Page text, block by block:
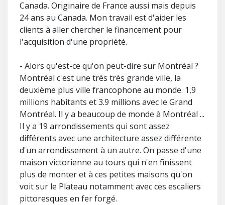
Canada. Originaire de France aussi mais depuis
24 ans au Canada. Mon travail est d'aider les
clients à aller chercher le financement pour
l'acquisition d'une propriété.
- Alors qu'est-ce qu'on peut-dire sur Montréal ?
Montréal c'est une très très grande ville, la
deuxième plus ville francophone au monde. 1,9
millions habitants et 3.9 millions avec le Grand
Montréal. Il y a beaucoup de monde à Montréal ...
Il y a 19 arrondissements qui sont assez
différents avec une architecture assez différente
d'un arrondissement à un autre. On passe d'une
maison victorienne au tours qui n'en finissent
plus de monter et à ces petites maisons qu'on
voit sur le Plateau notamment avec ces escaliers
pittoresques en fer forgé.